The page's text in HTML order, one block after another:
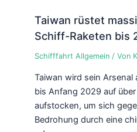
Taiwan rüstet
Schiff-Raketen bis
Schifffahrt Allgemein/ Von
Taiwan wird sein
bis Anfang 2029 auf
aufstocken, um sich
Bedrohung durch eine